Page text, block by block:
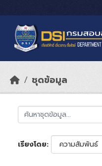
ชุดข้อมูล
เรียงโดย